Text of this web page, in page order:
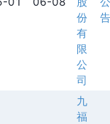
份
有
限
公
司
告
九
福